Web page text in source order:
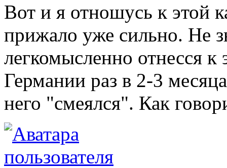
Вот и я отношусь к этой
прижало уже сильно. Не
легкомысленно отнесся
Германии раз в 2-3
него "смеялся". Как